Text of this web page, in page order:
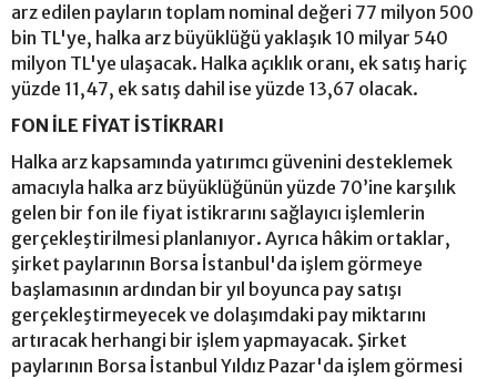
arz edilen payların toplam nominal değeri 77 milyon 500
bin TL'ye, halka arz büyüklüğü yaklaşık 10 milyar 540
milyon TL'ye ulaşacak. Halka açıklık oranı, ek satış hariç
yüzde 11,47, ek satış dahil ise yüzde 13,67 olacak.
FON İLE FİYAT İSTİKRARI
Halka arz kapsamında yatırımcı güvenini desteklemek
amacıyla halka arz büyüklüğünün yüzde 70’ine karşılık
gelen bir fon ile fiyat istikrarını sağlayıcı işlemlerin
gerçekleştirilmesi planlanıyor. Ayrıca hâkim ortaklar,
şirket paylarının Borsa İstanbul'da işlem görmeye
başlamasının ardından bir yıl boyunca pay satışı
gerçekleştirmeyecek ve dolaşımdaki pay miktarını
artıracak herhangi bir işlem yapmayacak. Şirket
paylarının Borsa İstanbul Yıldız Pazar'da işlem görmesi